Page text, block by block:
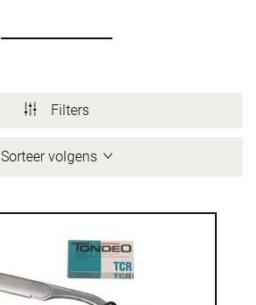
Filters
Sorteer volgens